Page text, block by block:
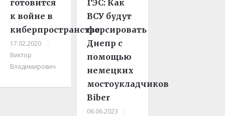
готовится
к войне в
киберпространстве
17.02.2020
Виктор
Владимирович
ГЭС: Как
ВСУ будут
форсировать
Днепр с
помощью
немецких
мостоукладчиков
Biber
06.06.2023